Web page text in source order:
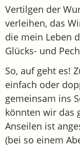
Vertilgen der
verleihen, das
die mein Leben
Glücks- und
So, auf geht es!
einfach oder
gemeinsam ins
könnten wir das
Anseilen ist
(bei so einem